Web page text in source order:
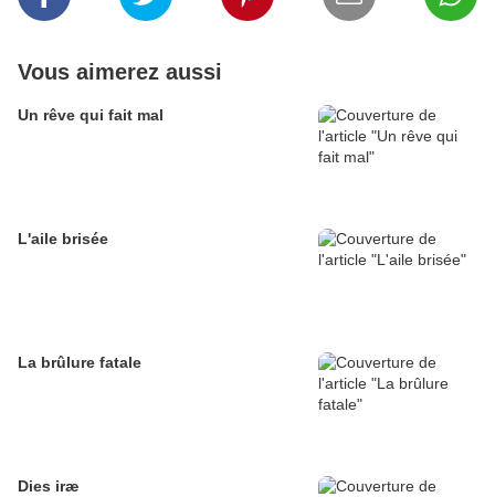
Vous aimerez aussi
Un rêve qui fait mal
L'aile brisée
La brûlure fatale
Dies iræ